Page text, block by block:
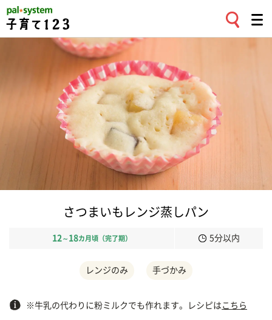
さつまいもレンジ蒸しパン
12 ～ 18カ月頃（完了期） 5分以内
レンジのみ 手づかみ
※牛乳の代わりに粉ミルクでも作れます。レシピは こちら